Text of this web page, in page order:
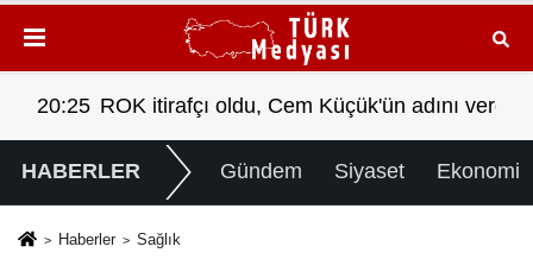
adını verdi!20:25 ROK itirafçı oldu, Cem Küçük'ün
HABERLER Gündem Siyaset Ekonomi
Haberler Sağlık